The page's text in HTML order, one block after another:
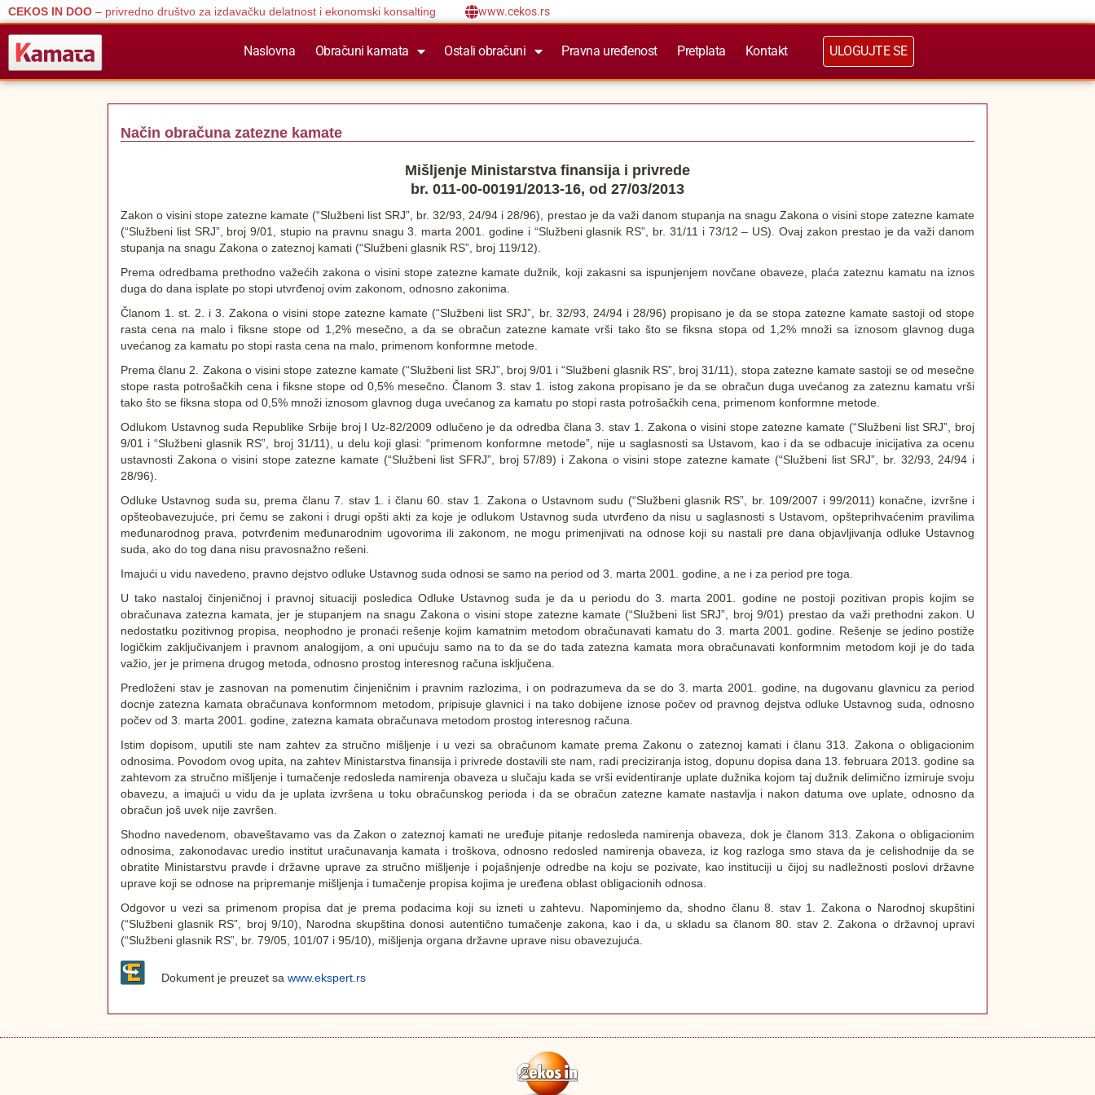
CEKOS IN DOO – privredno društvo za izdavačku delatnost i ekonomski konsalting www.cekos.rs
Naslovna Obračuni kamata Ostali obračuni Pravna uređenost Pretplata Kontakt ULOGUJTE SE
Način obračuna zatezne kamate
Mišljenje Ministarstva finansija i privrede
br. 011-00-00191/2013-16, od 27/03/2013
Zakon o visini stope zatezne kamate (“Službeni list SRJ”, br. 32/93, 24/94 i 28/96), prestao je da važi danom stupanja na snagu Zakona o visini stope zatezne kamate
(“Službeni list SRJ”, broj 9/01, stupio na pravnu snagu 3. marta 2001. godine i “Službeni glasnik RS”, br. 31/11 i 73/12 – US). Ovaj zakon prestao je da važi danom
stupanja na snagu Zakona o zateznoj kamati (“Službeni glasnik RS”, broj 119/12).
Prema odredbama prethodno važećih zakona o visini stope zatezne kamate dužnik, koji zakasni sa ispunjenjem novčane obaveze, plaća zateznu kamatu na iznos
duga do dana isplate po stopi utvrđenoj ovim zakonom, odnosno zakonima.
Članom 1. st. 2. i 3. Zakona o visini stope zatezne kamate (“Službeni list SRJ”, br. 32/93, 24/94 i 28/96) propisano je da se stopa zatezne kamate sastoji od stope
rasta cena na malo i fiksne stope od 1,2% mesečno, a da se obračun zatezne kamate vrši tako što se fiksna stopa od 1,2% množi sa iznosom glavnog duga
uvećanog za kamatu po stopi rasta cena na malo, primenom konformne metode.
Prema članu 2. Zakona o visini stope zatezne kamate (“Službeni list SRJ”, broj 9/01 i “Službeni glasnik RS”, broj 31/11), stopa zatezne kamate sastoji se od mesečne
stope rasta potrošačkih cena i fiksne stope od 0,5% mesečno. Članom 3. stav 1. istog zakona propisano je da se obračun duga uvećanog za zateznu kamatu vrši
tako što se fiksna stopa od 0,5% množi iznosom glavnog duga uvećanog za kamatu po stopi rasta potrošačkih cena, primenom konformne metode.
Odlukom Ustavnog suda Republike Srbije broj I Uz-82/2009 odlučeno je da odredba člana 3. stav 1. Zakona o visini stope zatezne kamate (“Službeni list SRJ”, broj
9/01 i “Službeni glasnik RS”, broj 31/11), u delu koji glasi: “primenom konformne metode”, nije u saglasnosti sa Ustavom, kao i da se odbacuje inicijativa za ocenu
ustavnosti Zakona o visini stope zatezne kamate (“Službeni list SFRJ”, broj 57/89) i Zakona o visini stope zatezne kamate (“Službeni list SRJ”, br. 32/93, 24/94 i
28/96).
Odluke Ustavnog suda su, prema članu 7. stav 1. i članu 60. stav 1. Zakona o Ustavnom sudu (“Službeni glasnik RS”, br. 109/2007 i 99/2011) konačne, izvršne i
opšteobavezujuće, pri čemu se zakoni i drugi opšti akti za koje je odlukom Ustavnog suda utvrđeno da nisu u saglasnosti s Ustavom, opšteprihvaćenim pravilima
međunarodnog prava, potvrđenim međunarodnim ugovorima ili zakonom, ne mogu primenjivati na odnose koji su nastali pre dana objavljivanja odluke Ustavnog
suda, ako do tog dana nisu pravosnažno rešeni.
Imajući u vidu navedeno, pravno dejstvo odluke Ustavnog suda odnosi se samo na period od 3. marta 2001. godine, a ne i za period pre toga.
U tako nastaloj činjeničnoj i pravnoj situaciji posledica Odluke Ustavnog suda je da u periodu do 3. marta 2001. godine ne postoji pozitivan propis kojim se
obračunava zatezna kamata, jer je stupanjem na snagu Zakona o visini stope zatezne kamate (“Službeni list SRJ”, broj 9/01) prestao da važi prethodni zakon. U
nedostatku pozitivnog propisa, neophodno je pronaći rešenje kojim kamatnim metodom obračunavati kamatu do 3. marta 2001. godine. Rešenje se jedino postiže
logičkim zaključivanjem i pravnom analogijom, a oni upućuju samo na to da se do tada zatezna kamata mora obračunavati konformnim metodom koji je do tada
važio, jer je primena drugog metoda, odnosno prostog interesnog računa isključena.
Predloženi stav je zasnovan na pomenutim činjeničnim i pravnim razlozima, i on podrazumeva da se do 3. marta 2001. godine, na dugovanu glavnicu za period
docnje zatezna kamata obračunava konformnom metodom, pripisuje glavnici i na tako dobijene iznose počev od pravnog dejstva odluke Ustavnog suda, odnosno
počev od 3. marta 2001. godine, zatezna kamata obračunava metodom prostog interesnog računa.
Istim dopisom, uputili ste nam zahtev za stručno mišljenje i u vezi sa obračunom kamate prema Zakonu o zateznoj kamati i članu 313. Zakona o obligacionim
odnosima. Povodom ovog upita, na zahtev Ministarstva finansija i privrede dostavili ste nam, radi preciziranja istog, dopunu dopisa dana 13. februara 2013. godine sa
zahtevom za stručno mišljenje i tumačenje redosleda namirenja obaveza u slučaju kada se vrši evidentiranje uplate dužnika kojom taj dužnik delimično izmiruje svoju
obavezu, a imajući u vidu da je uplata izvršena u toku obračunskog perioda i da se obračun zatezne kamate nastavlja i nakon datuma ove uplate, odnosno da
obračun još uvek nije završen.
Shodno navedenom, obaveštavamo vas da Zakon o zateznoj kamati ne uređuje pitanje redosleda namirenja obaveza, dok je članom 313. Zakona o obligacionim
odnosima, zakonodavac uredio institut uračunavanja kamata i troškova, odnosno redosled namirenja obaveza, iz kog razloga smo stava da je celishodnije da se
obratite Ministarstvu pravde i državne uprave za stručno mišljenje i pojašnjenje odredbe na koju se pozivate, kao instituciji u čijoj su nadležnosti poslovi državne
uprave koji se odnose na pripremanje mišljenja i tumačenje propisa kojima je uređena oblast obligacionih odnosa.
Odgovor u vezi sa primenom propisa dat je prema podacima koji su izneti u zahtevu. Napominjemo da, shodno članu 8. stav 1. Zakona o Narodnoj skupštini
(“Službeni glasnik RS”, broj 9/10), Narodna skupština donosi autentično tumačenje zakona, kao i da, u skladu sa članom 80. stav 2. Zakona o državnoj upravi
(“Službeni glasnik RS”, br. 79/05, 101/07 i 95/10), mišljenja organa državne uprave nisu obavezujuća.
Dokument je preuzet sawww.ekspert.rs